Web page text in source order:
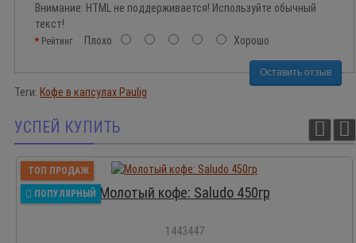
Внимание: HTML не поддерживается! Используйте обычный
текст!
Рейтинг Плохо Хорошо
Оставить отзыв
Теги: Кофе в капсулах Paulig
УСПЕЙ КУПИТЬ
ТОП ПРОДАЖ
ПОПУЛЯРНЫЙ Молотый кофе: Saludo 450гр
1443447